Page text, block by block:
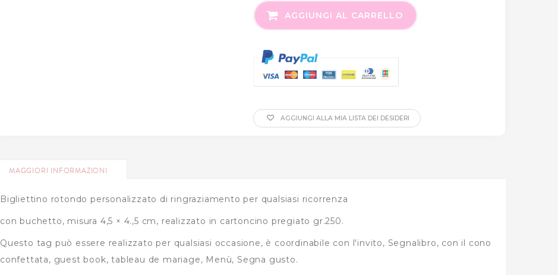
AGGIUNGI AL CARRELLO
AGGIUNGI ALLA MIA LISTA DEI DESIDERI
MAGGIORI INFORMAZIONI
Bigliettino rotondo personalizzato di ringraziamento per qualsiasi ricorrenza
con buchetto, misura 4,5 × 4.,5 cm, realizzato in cartoncino pregiato gr.250.
Questo tag può essere realizzato per qualsiasi occasione, è coordinabile con l'invito, Segnalibro, con il cono
confettata, guest book, tableau de mariage, Menù, Segna gusto.